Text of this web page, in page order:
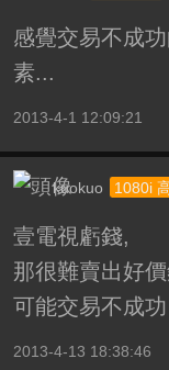
感覺交易不成
素...
2013-4-1 12:09:21
kuokuo 1080i
壹電視虧錢,
那很難賣出好
可能交易不成功
2013-4-13 18:38:46